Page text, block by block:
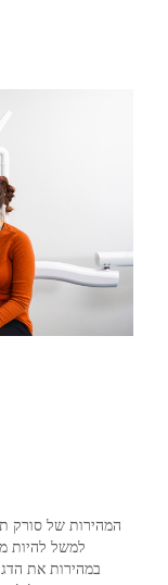
המהירות של סורק
למשל להיות
במהירות את